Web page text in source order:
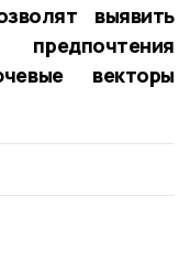
выявить
предпочтения
векторы